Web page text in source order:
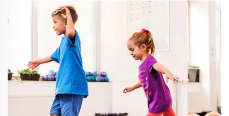
opzioni di piastrelle colorate, antiscivolo e durature possono
migliorare la sicurezza e lo stile, prevenendo cadute mentre
aggiungono valore estetico.